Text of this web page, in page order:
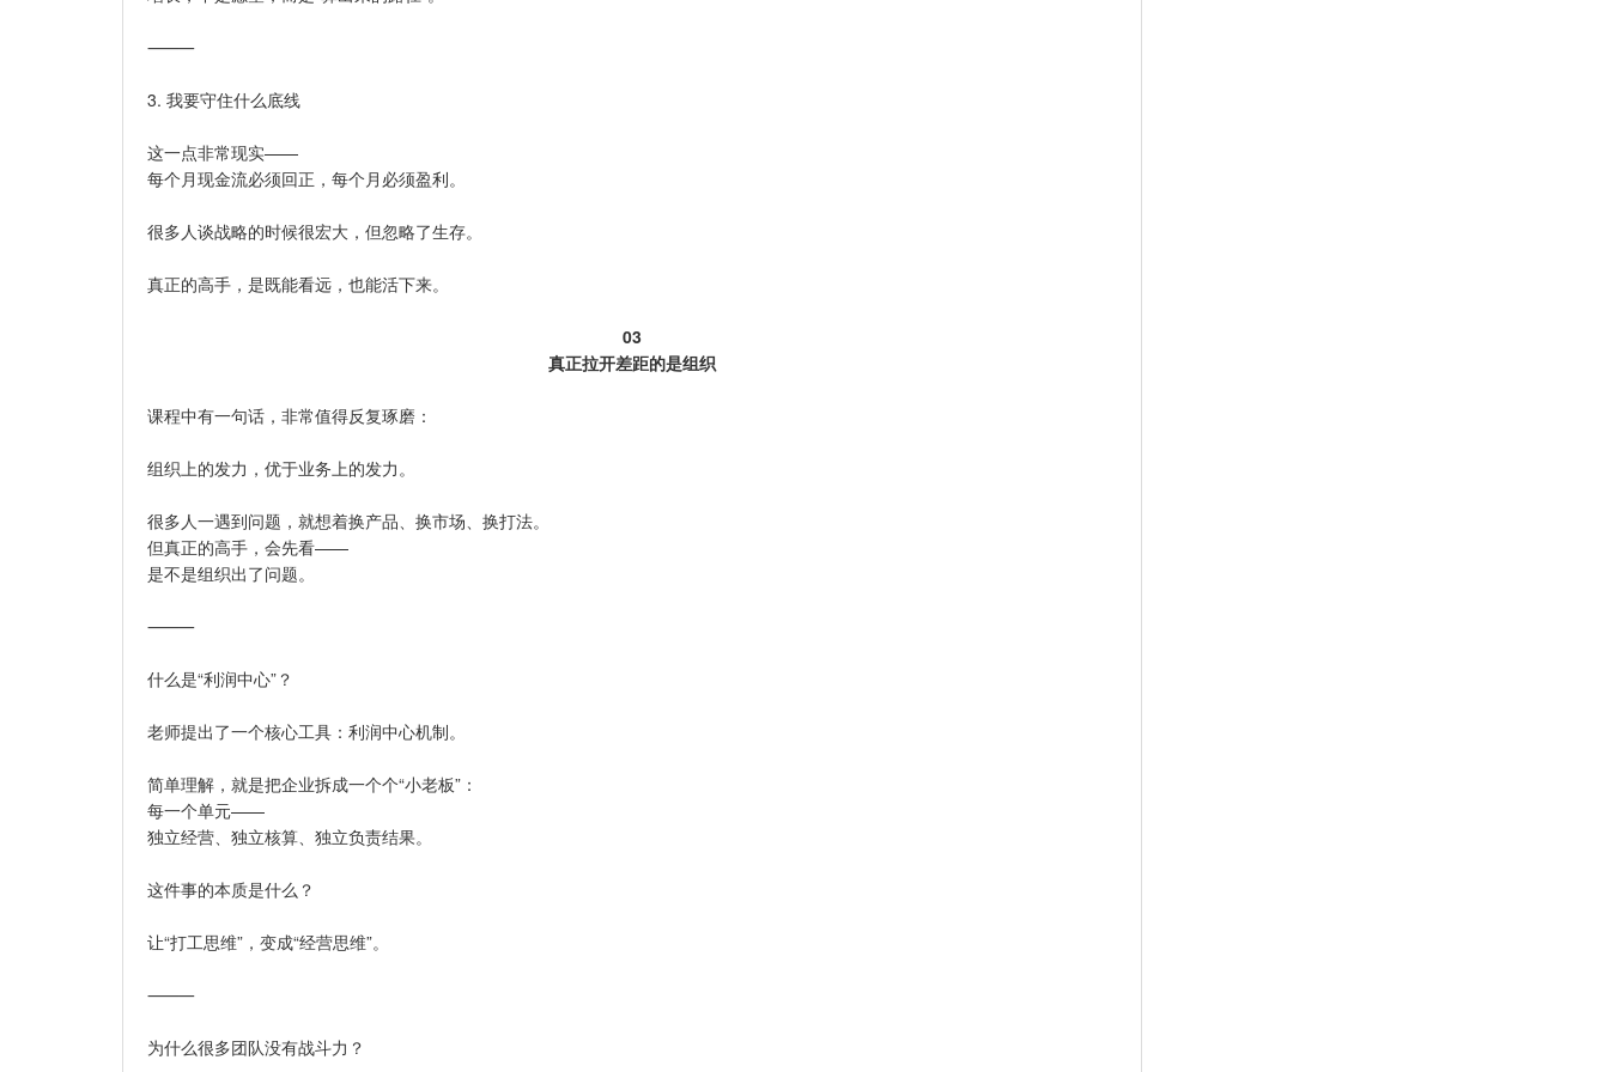
⸻
3. 我要守住什么底线
这一点非常现实——
每个月现金流必须回正，每个月必须盈利。
很多人谈战略的时候很宏大，但忽略了生存。
真正的高手，是既能看远，也能活下来。
03
真正拉开差距的是组织
课程中有一句话，非常值得反复琢磨：
组织上的发力，优于业务上的发力。
很多人一遇到问题，就想着换产品、换市场、换打法。
但真正的高手，会先看——
是不是组织出了问题。
⸻
什么是“利润中心”？
老师提出了一个核心工具：利润中心机制。
简单理解，就是把企业拆成一个个“小老板”：
每一个单元——
独立经营、独立核算、独立负责结果。
这件事的本质是什么？
让“打工思维”，变成“经营思维”。
⸻
为什么很多团队没有战斗力？